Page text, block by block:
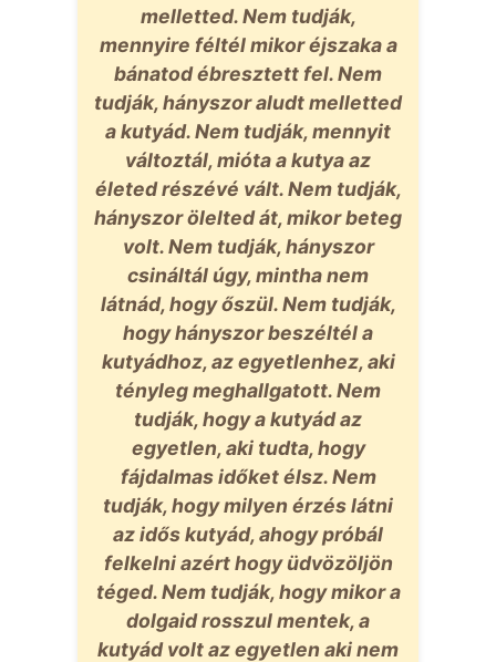
melletted. Nem tudják,
mennyire féltél mikor éjszaka a
bánatod ébresztett fel. Nem
tudják, hányszor aludt melletted
a kutyád. Nem tudják, mennyit
változtál, mióta a kutya az
életed részévé vált. Nem tudják,
hányszor ölelted át, mikor beteg
volt. Nem tudják, hányszor
csináltál úgy, mintha nem
látnád, hogy őszül. Nem tudják,
hogy hányszor beszéltél a
kutyádhoz, az egyetlenhez, aki
tényleg meghallgatott. Nem
tudják, hogy a kutyád az
egyetlen, aki tudta, hogy
fájdalmas időket élsz. Nem
tudják, hogy milyen érzés látni
az idős kutyád, ahogy próbál
felkelni azért hogy üdvözöljön
téged. Nem tudják, hogy mikor a
dolgaid rosszul mentek, a
kutyád volt az egyetlen aki nem